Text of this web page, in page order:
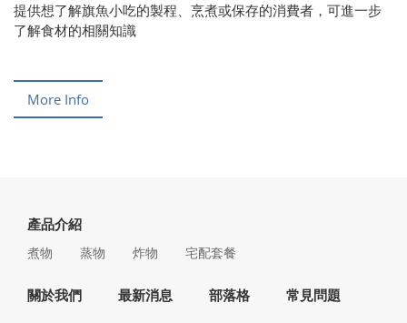
提供想了解旗魚小吃的製程、烹煮或保存的消費者，可進一步
了解食材的相關知識
More Info
產品介紹
煮物 蒸物 炸物 宅配套餐
關於我們 最新消息 部落格 常見問題